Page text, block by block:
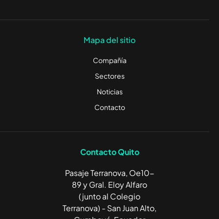
Mapa del sitio
Compañía
Sectores
Noticias
Contacto
Contacto Quito
Pasaje Terranova, Oe10-
89 y Gral. Eloy Alfaro
(junto al Colegio
Terranova) - San Juan Alto,